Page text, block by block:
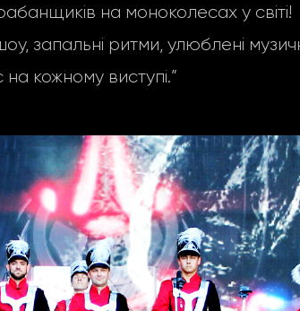
на моноколесах у світі!
запальні ритми, улюблені
на кожному виступі.”